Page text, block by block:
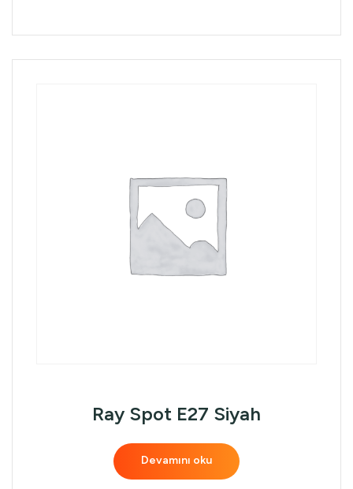
Ray Spot E27 Siyah
Devamını oku